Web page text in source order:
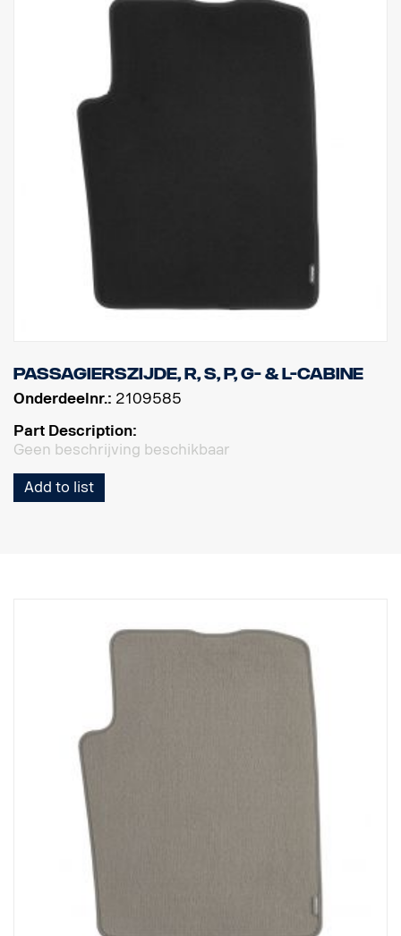
Passagierszijde, R, S, P, G- & L-cabine
Onderdeelnr.: 2109585
Part Description:
Geen beschrijving beschikbaar
Add to list